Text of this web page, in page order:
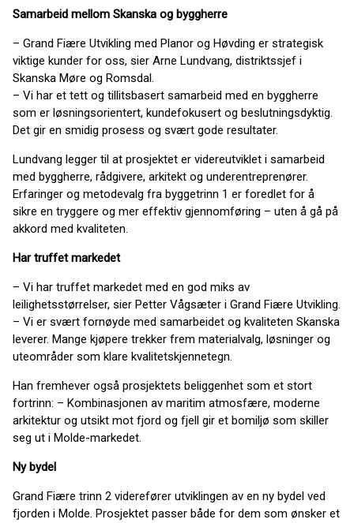
Samarbeid mellom Skanska og byggherre
– Grand Fiære Utvikling med Planor og Høvding er strategisk
viktige kunder for oss, sier Arne Lundvang, distriktssjef i
Skanska Møre og Romsdal.
– Vi har et tett og tillitsbasert samarbeid med en byggherre
som er løsningsorientert, kundefokusert og beslutningsdyktig.
Det gir en smidig prosess og svært gode resultater.
Lundvang legger til at prosjektet er videreutviklet i samarbeid
med byggherre, rådgivere, arkitekt og underentreprenører.
Erfaringer og metodevalg fra byggetrinn 1 er foredlet for å
sikre en tryggere og mer effektiv gjennomføring – uten å gå på
akkord med kvaliteten.
Har truffet markedet
– Vi har truffet markedet med en god miks av
leilighetsstørrelser, sier Petter Vågsæter i Grand Fiære Utvikling.
– Vi er svært fornøyde med samarbeidet og kvaliteten Skanska
leverer. Mange kjøpere trekker frem materialvalg, løsninger og
uteområder som klare kvalitetskjennetegn.
Han fremhever også prosjektets beliggenhet som et stort
fortrinn: – Kombinasjonen av maritim atmosfære, moderne
arkitektur og utsikt mot fjord og fjell gir et bomiljø som skiller
seg ut i Molde-markedet.
Ny bydel
Grand Fiære trinn 2 viderefører utviklingen av en ny bydel ved
fjorden i Molde. Prosjektet passer både for dem som ønsker et